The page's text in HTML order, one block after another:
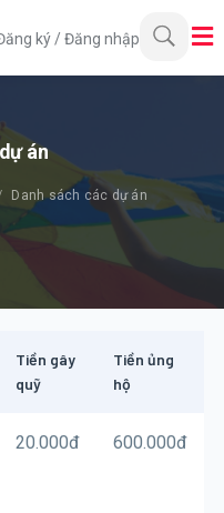
ký /Đăng nhập
án
Danh sách các dự án
Tiền gây
quỹ
Tiền ủng
hộ
20.000đ 600.000đ